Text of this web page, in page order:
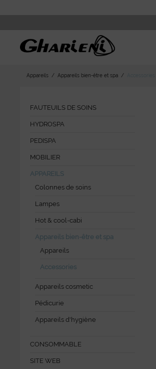
Appareils Appareils bien-être et spa
FAUTEUILS DE SOINS
HYDROSPA
PEDISPA
MOBILIER
APPAREILS
Colonnes de soins
Lampes
Hot & cool-cabi
Appareils bien-être et spa
Appareils
Accessories
Appareils cosmetic
Pédicurie
Appareils d'hygiène
CONSOMMABLE
SITE WEB